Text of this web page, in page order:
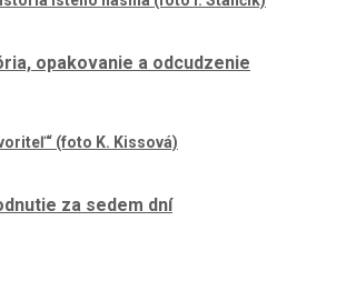
opakovanie a odcudzenie
za sedem dní